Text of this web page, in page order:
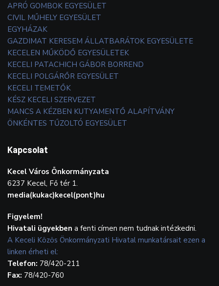
APRÓ GOMBOK EGYESÜLET
CIVIL MŰHELY EGYESÜLET
EGYHÁZAK
GAZDIMAT KERESEM ÁLLATBARÁTOK EGYESÜLETE
KECELEN MŰKÖDŐ EGYESÜLETEK
KECELI PATACHICH GÁBOR BORREND
KECELI POLGÁRŐR EGYESÜLET
KECELI TEMETŐK
KÉSZ KECELI SZERVEZET
MANCS A KÉZBEN KUTYAMENTŐ ALAPÍTVÁNY
ÖNKÉNTES TŰZOLTÓ EGYESÜLET
Kapcsolat
Kecel Város Önkormányzata
6237 Kecel, Fő tér 1.
media(kukac)kecel(pont)hu
Figyelem!
Hivatali ügyekben a fenti címen nem tudnak intézkedni.
A Keceli Közös Önkormányzati Hivatal munkatársait ezen a
linken érheti el:
Telefon: 78/420-211
Fax: 78/420-760